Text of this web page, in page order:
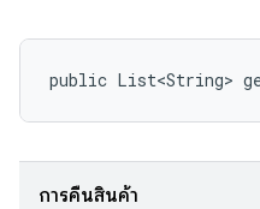
public List<String>
การคืนสินค้า